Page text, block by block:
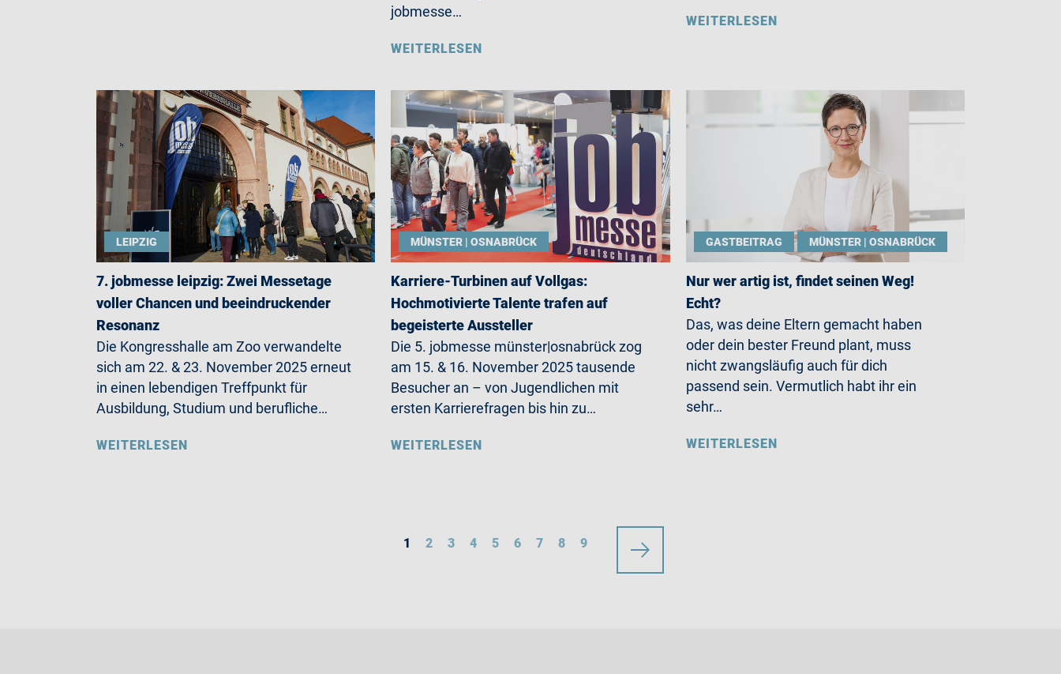
jobmesse…
WEITERLESEN
WEITERLESEN
LEIPZIG
7. jobmesse leipzig: Zwei Messetage
voller Chancen und beeindruckender
Resonanz
Die Kongresshalle am Zoo verwandelte
sich am 22. & 23. November 2025 erneut
in einen lebendigen Treffpunkt für
Ausbildung, Studium und berufliche…
WEITERLESEN
MÜNSTER | OSNABRÜCK
Karriere-Turbinen auf Vollgas:
Hochmotivierte Talente trafen auf
begeisterte Aussteller
Die 5. jobmesse münster|osnabrück zog
am 15. & 16. November 2025 tausende
Besucher an – von Jugendlichen mit
ersten Karrierefragen bis hin zu…
WEITERLESEN
GASTBEITRAG MÜNSTER | OSNABRÜCK
Nur wer artig ist, findet seinen Weg!
Echt?
Das, was deine Eltern gemacht haben
oder dein bester Freund plant, muss
nicht zwangsläufig auch für dich
passend sein. Vermutlich habt ihr ein
sehr…
WEITERLESEN
1 2 3 4 5 6 7 8 9